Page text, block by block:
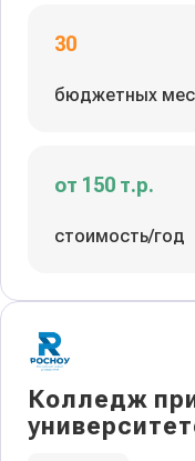
30
бюджетных
от 150 т.р.
стоимость/год
Колледж